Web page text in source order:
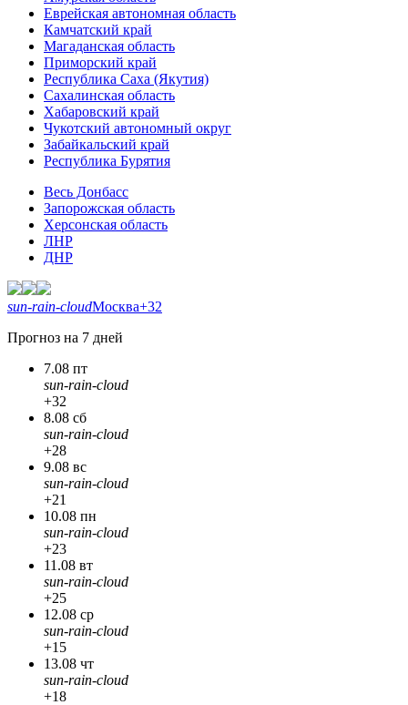
Еврейская автономная область
Камчатский край
Магаданская область
Приморский край
Республика Саха (Якутия)
Сахалинская область
Хабаровский край
Чукотский автономный округ
Забайкальский край
Республика Бурятия
Весь Донбасс
Запорожская область
Херсонская область
ЛНР
ДНР
sun-rain-cloudМосква+32
Прогноз на 7 дней
7.08 пт
sun-rain-cloud
+32
8.08 сб
sun-rain-cloud
+28
9.08 вс
sun-rain-cloud
+21
10.08 пн
sun-rain-cloud
+23
11.08 вт
sun-rain-cloud
+25
12.08 ср
sun-rain-cloud
+15
13.08 чт
sun-rain-cloud
+18